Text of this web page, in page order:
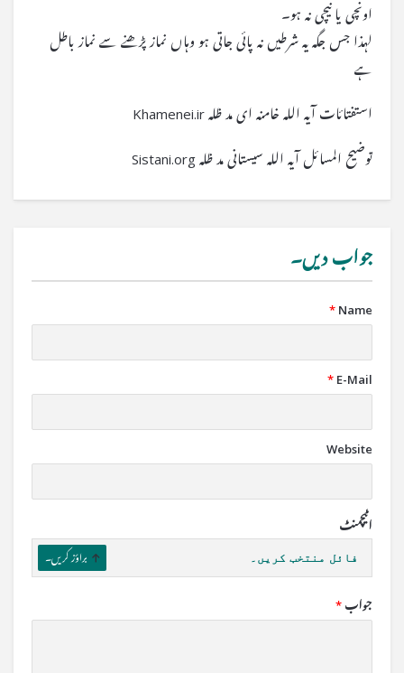
اونچی یا نیچی نہ ہو۔
لہذا جس جگہ یہ شرطیں نہ پائی جاتی ہو وہاں نماز پڑھنے سے نماز باطل
ہے
استفتائات آیہ اللہ خامنہ ای مد ظلہ Khamenei.ir
توضیح المسائل آیہ اللہ سیستانی مد ظلہ Sistani.org
جواب دیں۔
Name
*
E-Mail
*
Website
اٹیچمنٹ
فائل منتخب کریں۔ براؤز کریں۔
جواب *